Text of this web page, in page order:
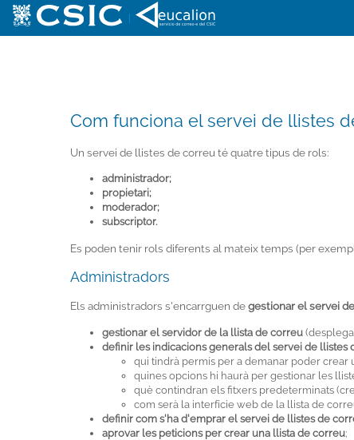
Com funciona el servei de llistes
Un servei de llistes de correu té quatre tipus de rols:
administrador;
propietari;
moderador;
subscriptor.
Es poden tenir rols diferents al mateix temps (per
Administradors
Els administradors s'encarrguen degestionar el servei
gestionar el servidor de la llista de correu
definir les indicacions generals del servei de llistes
qui tindrà permís per a demanar poder crear
quines opcions hi haurà per gestionar les
què contindran els fitxers predeterminats
com serà la interfície web de la llista de
definir com s'ha d'emprar el servei de llistes de
aprovar les peticions per crear una llista de correu;